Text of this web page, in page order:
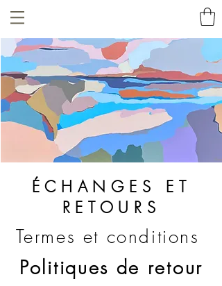
ÉCHANGES ET
RETOURS
Termes et conditions
Politiques de retour